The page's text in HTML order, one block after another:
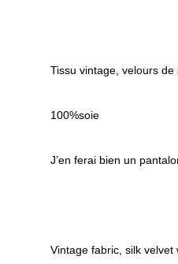
Tissu vintage, velours
100%soie
J’en ferai bien un
Vintage fabric, silk velvet